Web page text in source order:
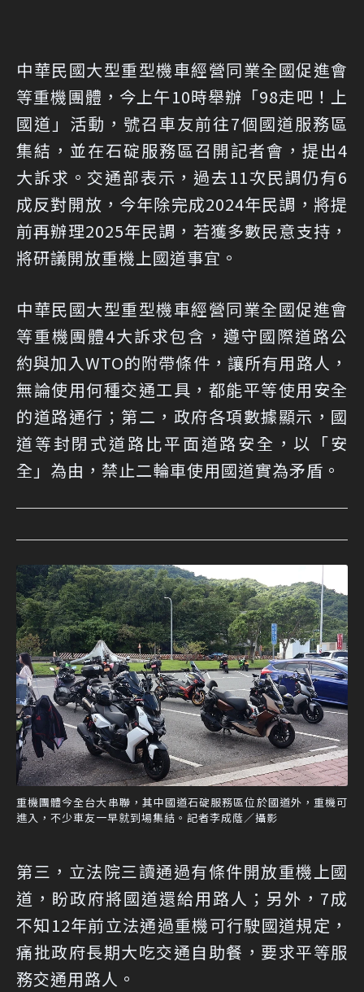
中華民國大型重型機車經營同業全國促進會
等重機團體，今上午10時舉辦「98走吧！上
國道」活動，號召車友前往7個國道服務區
集結，並在石碇服務區召開記者會，提出4
大訴求。交通部表示，過去11次民調仍有6
成反對開放，今年除完成2024年民調，將提
前再辦理2025年民調，若獲多數民意支持，
將研議開放重機上國道事宜。
中華民國大型重型機車經營同業全國促進會
等重機團體4大訴求包含，遵守國際道路公
約與加入WTO的附帶條件，讓所有用路人，
無論使用何種交通工具，都能平等使用安全
的道路通行；第二，政府各項數據顯示，國
道等封閉式道路比平面道路安全，以「安
全」為由，禁止二輪車使用國道實為矛盾。
重機團體今全台大串聯，其中國道石碇服務區位於國道外，重機可
進入，不少車友一早就到場集結。記者李成蔭／攝影
第三，立法院三讀通過有條件開放重機上國
道，盼政府將國道還給用路人；另外，7成
不知12年前立法通過重機可行駛國道規定，
痛批政府長期大吃交通自助餐，要求平等服
務交通用路人。